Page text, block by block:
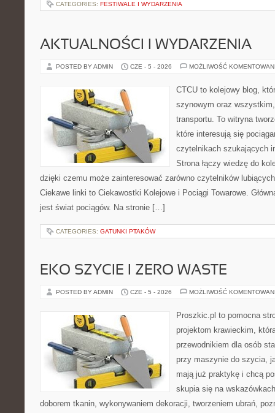
CATEGORIES: FESTIWALE I WYDARZENIA
AKTUALNOŚCI I WYDARZENIA
POSTED BY ADMIN CZE - 5 - 2026 MOŻLIWOŚĆ
CTCU to kolejowy blog,
szynowym oraz
transportu. To witryna
które interesują się
czytelnikach szukających
Strona łączy wiedzę do
dzięki czemu może zainteresować zarówno czytelników
Ciekawe linki to Ciekawostki Kolejowe i Pociągi Towarowe.
jest świat pociągów. Na stronie […]
CATEGORIES: GATUNKI PTAKÓW
EKO SZYCIE I ZERO WASTE
POSTED BY ADMIN CZE - 5 - 2026 MOŻLIWOŚĆ
Proszkic.pl to pomocna
projektom krawieckim,
przewodnikiem dla osób
przy maszynie do szycia,
mają już praktykę i chcą
skupia się na
doborem tkanin, wykonywaniem dekoracji, tworzeniem ubrań,